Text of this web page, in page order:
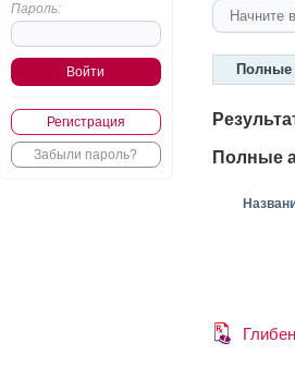
Пароль:
Регистрация
Забыли пароль?
Полные
Полные